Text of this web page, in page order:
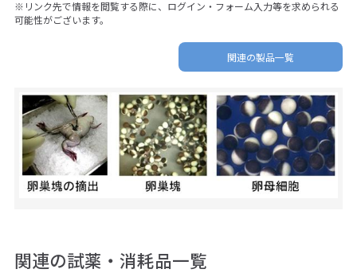
※リンク先で情報を閲覧する際に、ログイン・フォーム入力等を求められる
可能性がございます。
関連の製品一覧
関連の試薬・消耗品一覧